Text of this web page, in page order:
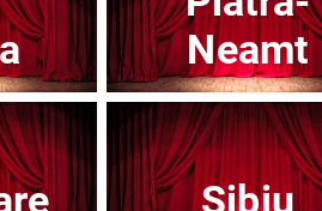
Noutăți
Neamt
Sibiu